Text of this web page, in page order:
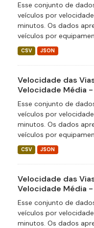
Esse conjunto de
veículos por
minutos. Os dados
veículos por
CSV JSON
Velocidade das
Velocidade Média
Esse conjunto de
veículos por
minutos. Os dados
veículos por
CSV JSON
Velocidade das
Velocidade Média -
Esse conjunto de
veículos por
minutos. Os dados